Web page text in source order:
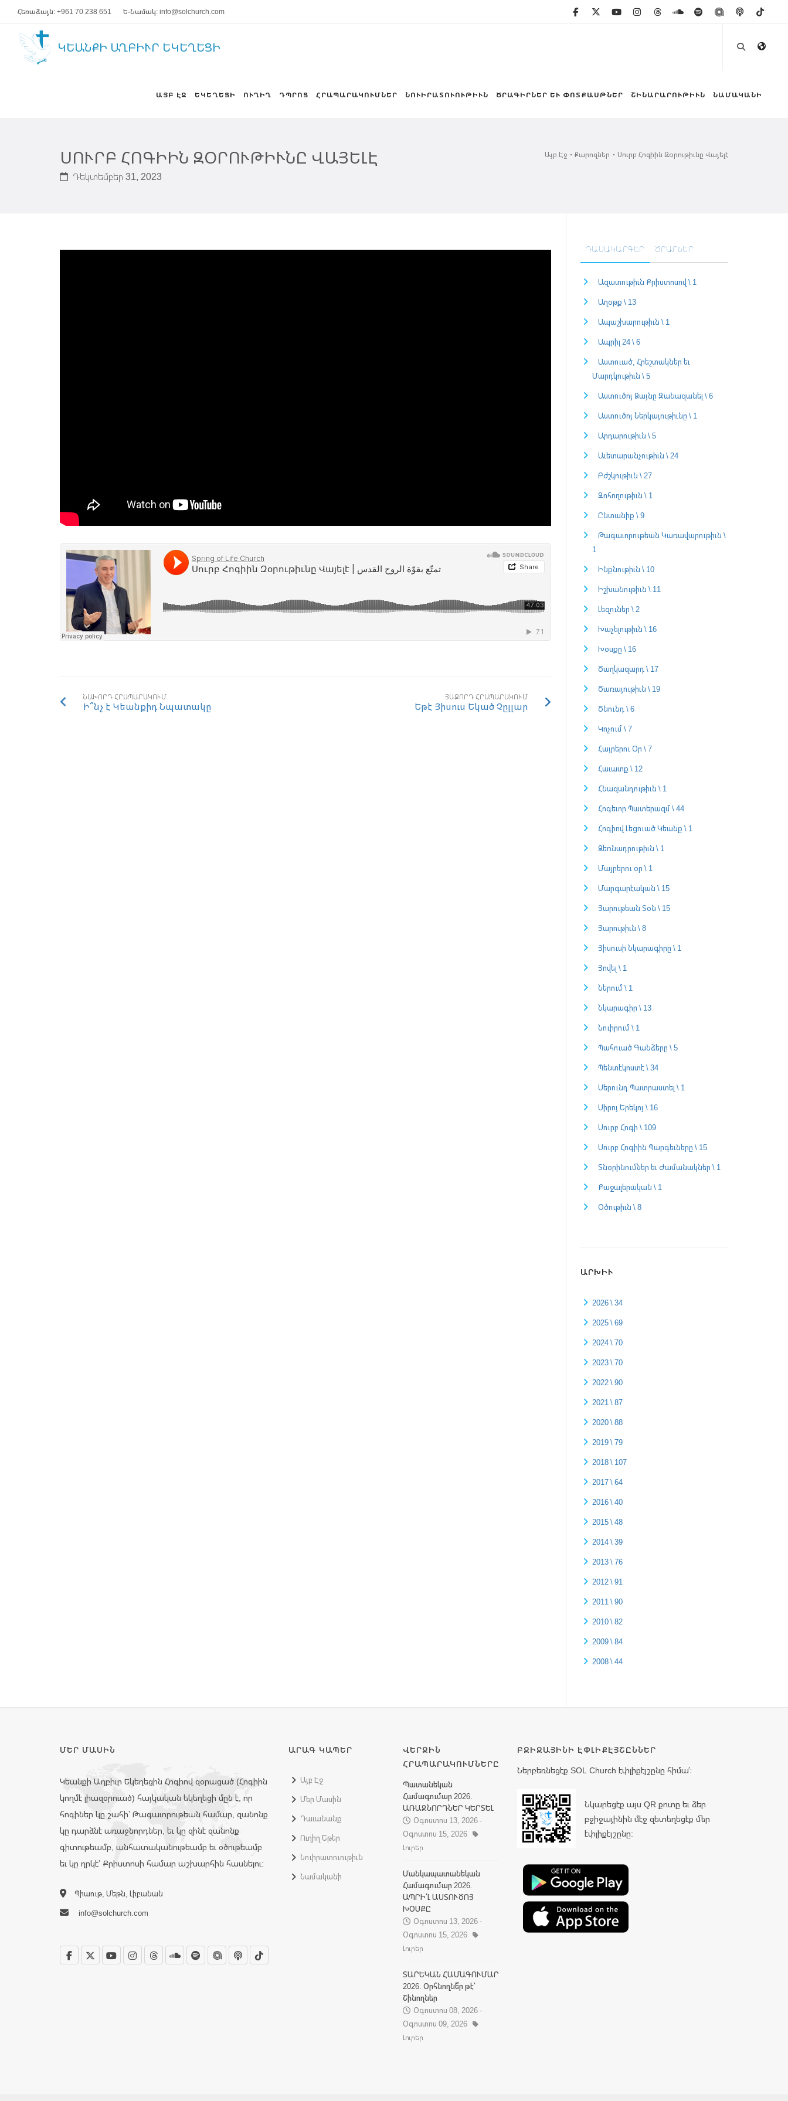
Հեռաձայն: +961 70 238 651 Ե-Նամակ: info@solchurch.com
ԿԵԱՆՔԻ ԱՂԲԻՒՐ ԵԿԵՂԵՑԻ
ԱՅԲ ԷՋ ԵԿԵՂԵՑԻ ՈՒՂԻՂ ԴՊՐՈՑ ՀՐԱՊԱՐԱԿՈՒՄՆԵՐ ՆՈՒԻՐԱՏՈՒՈՒԹԻՒՆ ԾՐԱԳԻՐՆԵՐ ԵՒ ՓՈՏՔԱՍԹՆԵՐ ՇԻՆԱՐԱՐՈՒԹԻՒՆ ՆԱՄԱԿԱՆԻ
Այբ Էջ Քարոզներ Սուրբ Հոգիին Զօրութիւնը Վայելէ
ՍՈՒՐԲ ՀՈԳԻԻՆ ԶՕՐՈՒԹԻՒՆԸ ՎԱՅԵԼԷ
Դեկտեմբեր 31, 2023
ՆԱԽՈՐԴ ՀՐԱՊԱՐԱԿՈՒՄ
Ի՞նչ է Կեանքիդ Նպատակը
ՅԱՋՈՐԴ ՀՐԱՊԱՐԱԿՈՒՄ
Եթէ Յիսուս Եկած Չըլլար
ԴԱՍԱԿԱՐԳԵՐ ԾՐԱՐՆԵՐ
Ազատութիւն Քրիստոսով \ 1
Աղօթք \ 13
Ապաշխարութիւն \ 1
Ապրիլ 24 \ 6
Աստուած, Հրեշտակներ եւ
Մարդկութիւն \ 5
Աստուծոյ Ձայնը Զանազանել \ 6
Աստուծոյ Ներկայութիւնը \ 1
Արդարութիւն \ 5
Աւետարանչութիւն \ 24
Բժշկութիւն \ 27
Զոհողութիւն \ 1
Ընտանիք \ 9
Թագաւորութեան Կառավարութիւն \
1
Ինքնութիւն \ 10
Իշխանութիւն \ 11
Լեզուներ \ 2
Խաչելութիւն \ 16
Խօսքը \ 16
Ծաղկազարդ \ 17
Ծառայութիւն \ 19
Ծնունդ \ 6
Կոչում \ 7
Հայրերու Օր \ 7
Հաւատք \ 12
Հնազանդութիւն \ 1
Հոգեւոր Պատերազմ \ 44
Հոգիով Լեցուած Կեանք \ 1
Ձեռնադրութիւն \ 1
Մայրերու օր \ 1
Մարգարէական \ 15
Յարութեան Տօն \ 15
Յարութիւն \ 8
Յիսուսի Նկարագիրը \ 1
Յովել \ 1
Ներում \ 1
Նկարագիր \ 13
Նուիրում \ 1
Պահուած Գանձերը \ 5
Պենտէկոստէ \ 34
Սերունդ Պատրաստել \ 1
Սիրոյ Երեկոյ \ 16
Սուրբ Հոգի \ 109
Սուրբ Հոգիին Պարգեւները \ 15
Տնօրինումներ եւ Ժամանակներ \ 1
Քաջալերական \ 1
Օծութիւն \ 8
ԱՐԽԻՒ
2026 \ 34
2025 \ 69
2024 \ 70
2023 \ 70
2022 \ 90
2021 \ 87
2020 \ 88
2019 \ 79
2018 \ 107
2017 \ 64
2016 \ 40
2015 \ 48
2014 \ 39
2013 \ 76
2012 \ 91
2011 \ 90
2010 \ 82
2009 \ 84
2008 \ 44
ՄԵՐ ՄԱՍԻՆ
Կեանքի Աղբիւր Եկեղեցին Հոգիով զօրացած (Հոգիին
կողմէ լիազօրուած) հայկական եկեղեցի մըն է, որ
հոգիներ կը շահի՝ Թագաւորութեան համար, զանոնք
կը դարձնէ առաջնորդներ, եւ կը զինէ զանոնք
գիտութեամբ, անհատականութեամբ եւ օծութեամբ
եւ կը ղրկէ՝ Քրիստոսի համար աշխարհին հասնելու:
Պիաութ, Մեթն, Լիբանան
info@solchurch.com
ԱՐԱԳ ԿԱՊԵՐ
Այբ Էջ
Մեր Մասին
Դաւանանք
Ուղիղ Եթեր
Նուիրատուութիւն
Նամականի
ՎԵՐՋԻՆ
ՀՐԱՊԱՐԱԿՈՒՄՆԵՐԸ
Պատանեկան
Համագումար 2026.
ԱՌԱՋՆՈՐԴՆԵՐ ԿԵՐՏԵԼ
Օգոստոս 13, 2026 -
Օգոստոս 15, 2026
Լուրեր
Մանկապատանեկան
Համագումար 2026.
ԱՊՐԻ՛Լ ԱՍՏՈՒԾՈՅ
ԽՕՍՔԸ
Օգոստոս 13, 2026 -
Օգոստոս 15, 2026
Լուրեր
ՏԱՐԵԿԱՆ ՀԱՄԱԳՈՒՄԱՐ
2026. Օրհնողնե՞ր թէ՝
Շինողներ
Օգոստոս 08, 2026 -
Օգոստոս 09, 2026
Լուրեր
ԲՋԻՋԱՅԻՆԻ ԷՓԼԻՔԷՅՇԸՆՆԵՐ
Ներբեռնեցէք SOL Church էփլիքէյշընը հիմա՛։
Նկարեցէք այս QR քոտը եւ ձեր
բջիջայինին մէջ զետեղեցէք մեր
էփլիքէյշընը: